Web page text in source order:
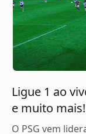
Ligue 1 ao
e muito mais!
O PSG vem